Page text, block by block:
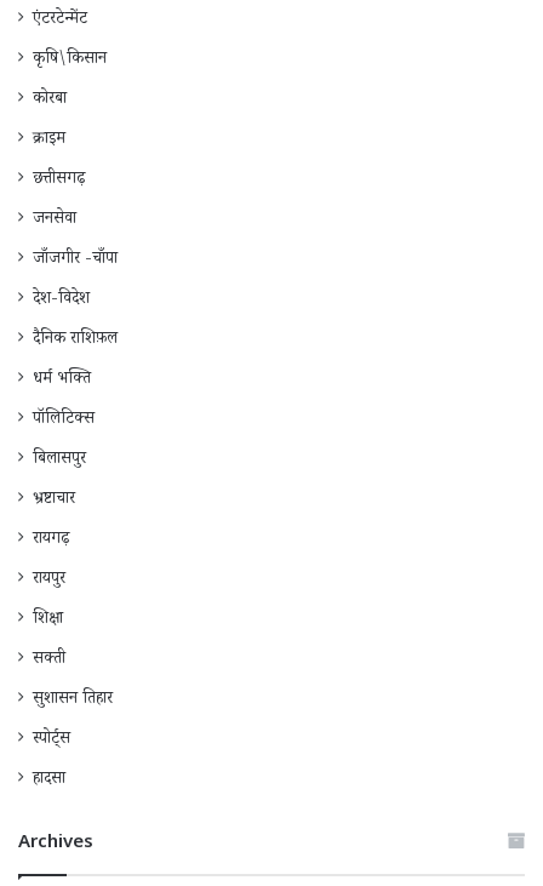
एंटरटेन्मेंट
कृषि\किसान
कोरबा
क्राइम
छत्तीसगढ़
जनसेवा
जाँजगीर -चाँपा
देश-विदेश
दैनिक राशिफ़ल
धर्म भक्ति
पॉलिटिक्स
बिलासपुर
भ्रष्टाचार
रायगढ़
रायपुर
शिक्षा
सक्ती
सुशासन तिहार
स्पोर्ट्स
हादसा
Archives